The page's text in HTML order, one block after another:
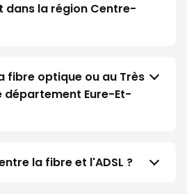
dans la région Centre-
fibre optique ou au Très
département Eure-Et-
la fibre et l'ADSL ?